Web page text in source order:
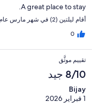
A great place to stay.
أقام ليلتين (2) في شهر مارس عام 2025
0
تقييم موثَّق
8/10 جيد
Bijay
1 فبراير 2026